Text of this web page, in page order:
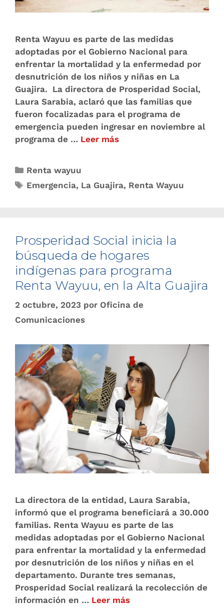
Renta Wayuu es parte de las medidas
adoptadas por el Gobierno Nacional para
enfrentar la mortalidad y la enfermedad por
desnutrición de los niños y niñas en La
Guajira. La directora de Prosperidad Social,
Laura Sarabia, aclaró que las familias que
fueron focalizadas para el programa de
emergencia pueden ingresar en noviembre al
programa de … Leer más
Renta wayuu
Emergencia, La Guajira, Renta Wayuu
Prosperidad Social inicia la
búsqueda de hogares
indígenas para programa
Renta Wayuu, en la Alta Guajira
2 octubre, 2023 por Oficina de
Comunicaciones
La directora de la entidad, Laura Sarabia,
informó que el programa beneficiará a 30.000
familias. Renta Wayuu es parte de las
medidas adoptadas por el Gobierno Nacional
para enfrentar la mortalidad y la enfermedad
por desnutrición de los niños y niñas en el
departamento. Durante tres semanas,
Prosperidad Social realizará la recolección de
información en … Leer más